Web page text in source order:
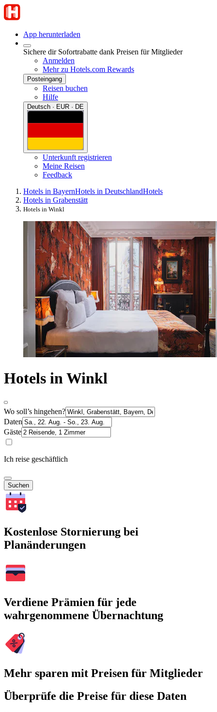
App herunterladen
Sichere dir Sofortrabatte dank Preisen für Mitglieder
Anmelden
Mehr zu Hotels.com Rewards
Posteingang
Reisen buchen
Hilfe
Deutsch · EUR · DE
Unterkunft registrieren
Meine Reisen
Feedback
Hotels in BayernHotels in DeutschlandHotels
Hotels in Grabenstätt
Hotels in Winkl
Hotels in Winkl
Wo soll’s hingehen?
Daten
Gäste
Ich reise geschäftlich
Suchen
Kostenlose Stornierung bei
Planänderungen
Verdiene Prämien für jede
wahrgenommene Übernachtung
Mehr sparen mit Preisen für Mitglieder
Überprüfe die Preise für diese Daten